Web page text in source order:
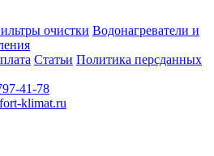
очистки Водонагреватели и
Статьи Политика персданных
41-78
klimat.ru